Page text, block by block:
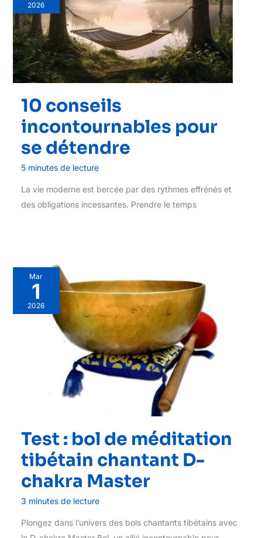
2026
10 conseils
incontournables pour
se détendre
5 minutes de lecture
La vie moderne est bercée par des rythmes effrénés et
des obligations incessantes. Prendre le temps
Mar
1
2026
Test : bol de méditation
tibétain chantant D-
chakra Master
3 minutes de lecture
Plongez dans l’univers des bols chantants tibétains avec